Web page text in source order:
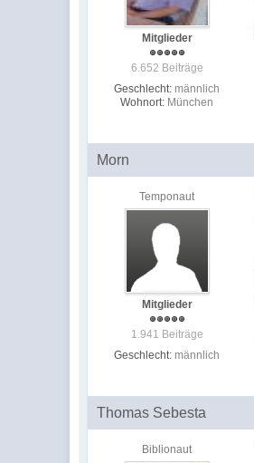
Mitglieder
6.652 Beiträge
Geschlecht: männlich
Wohnort: München
Morn
Temponaut
Mitglieder
1.941 Beiträge
Geschlecht: männlich
Thomas Sebesta
Biblionaut